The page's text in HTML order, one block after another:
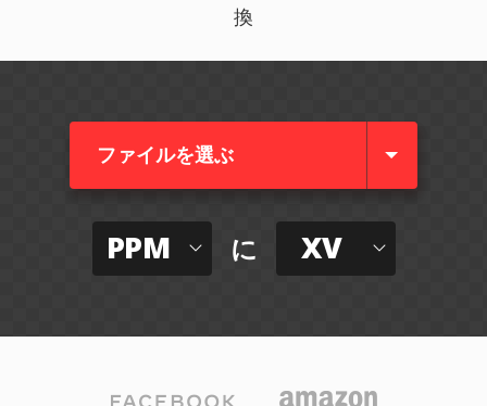
換
ファイルを選ぶ
PPM に XV